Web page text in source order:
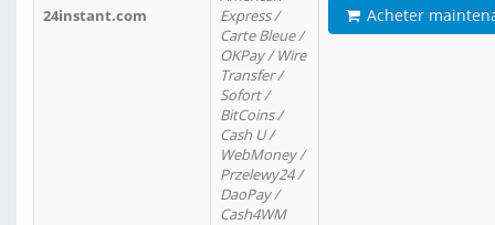
24instant.com
Express /
Carte Bleue /
OKPay / Wire
Transfer /
Sofort /
BitCoins /
Cash U /
WebMoney /
Przelewy24 /
DaoPay /
Cash4WM
Acheter